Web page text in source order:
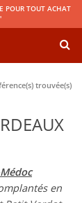
POUR TOUT ACHAT
trouvée(s)
en